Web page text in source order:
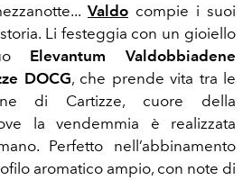
Valdo compie i suoi
Li festeggia con un gioiello
Elevantum Valdobbiadene
DOCG, che prende vita tra le
di Cartizze, cuore della
la vendemmia è realizzata
Perfetto nell’abbinamento
aromatico ampio, con note di